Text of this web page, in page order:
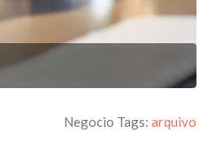
Negocio Tags:arquivo